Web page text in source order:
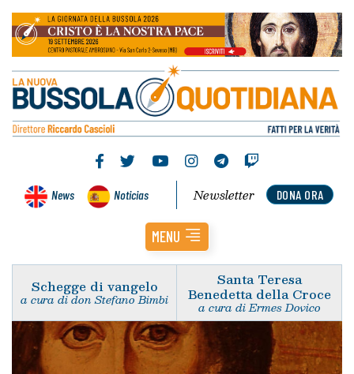
News Noticias DONA ORA
Newsletter
MENU
Schegge di vangelo
a cura di don Stefano Bimbi
Santa Teresa
Benedetta della Croce
a cura di Ermes Dovico